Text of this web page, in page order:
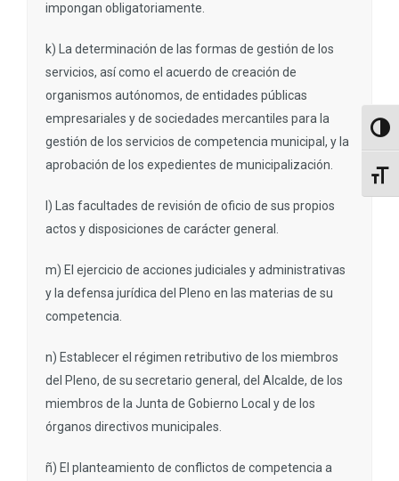
impongan obligatoriamente.
k) La determinación de las formas de gestión de los
servicios, así como el acuerdo de creación de
organismos autónomos, de entidades públicas
empresariales y de sociedades mercantiles para la
gestión de los servicios de competencia municipal, y la
aprobación de los expedientes de municipalización.
l) Las facultades de revisión de oficio de sus propios
actos y disposiciones de carácter general.
m) El ejercicio de acciones judiciales y administrativas
y la defensa jurídica del Pleno en las materias de su
competencia.
n) Establecer el régimen retributivo de los miembros
del Pleno, de su secretario general, del Alcalde, de los
miembros de la Junta de Gobierno Local y de los
órganos directivos municipales.
ñ) El planteamiento de conflictos de competencia a